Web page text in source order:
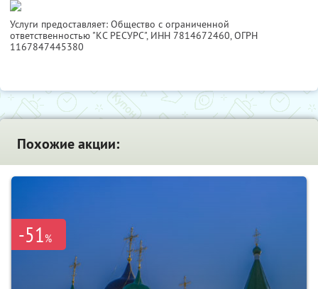
Услуги предоставляет: Общество с ограниченной
ответственностью "КС РЕСУРС", ИНН 7814672460, ОГРН
1167847445380
Похожие акции:
-51%